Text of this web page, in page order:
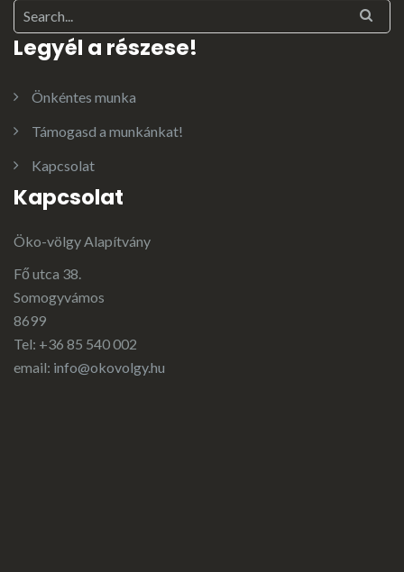
Legyél a részese!
Önkéntes munka
Támogasd a munkánkat!
Kapcsolat
Kapcsolat
Öko-völgy Alapítvány
Fő utca 38.
Somogyvámos
8699
Tel: +36 85 540 002
email: info@okovolgy.hu